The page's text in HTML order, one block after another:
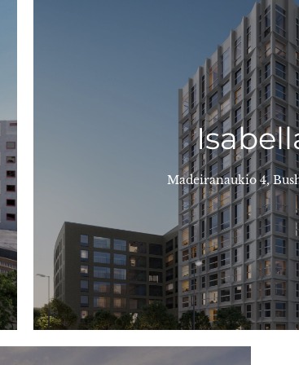
Madeiranaukio 4,
Isabella
Ålandsbankens bostadsfonds Isabella har
Lägenheterna är rymliga och ljusa och
över havet, över Helsingfors eller
Isabella ligger på Busholmen, vid
Kampen på tio minuter. Lägenheterna
januari 2022. Qvadrat ansvarade för
LÄS MERA